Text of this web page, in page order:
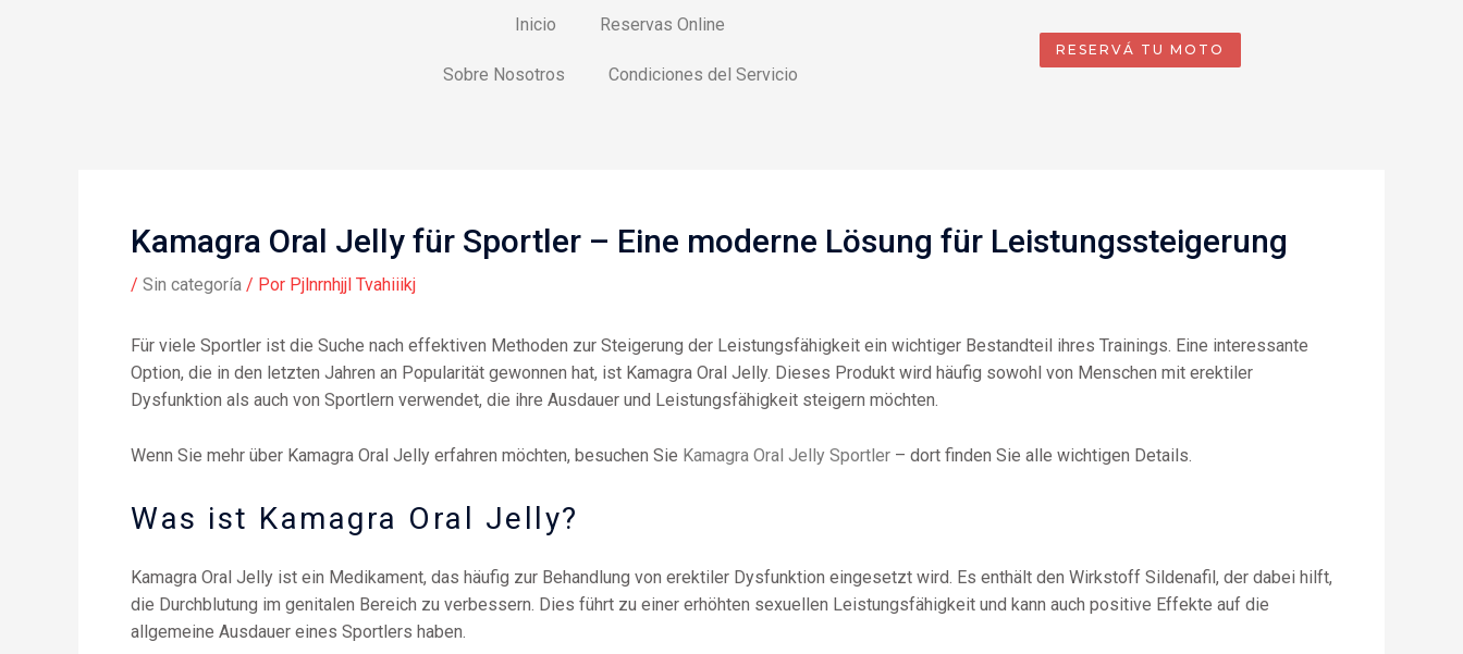
Inicio Reservas Online
Sobre Nosotros Condiciones del Servicio
RESERVÁ TU MOTO
Kamagra Oral Jelly für Sportler – Eine moderne Lösung für Leistungssteigerung
/ Sin categoría / Por Pjlnrnhjjl Tvahiiikj
Für viele Sportler ist die Suche nach effektiven Methoden zur Steigerung der Leistungsfähigkeit ein wichtiger Bestandteil ihres Trainings. Eine interessante
Option, die in den letzten Jahren an Popularität gewonnen hat, ist Kamagra Oral Jelly. Dieses Produkt wird häufig sowohl von Menschen mit erektiler
Dysfunktion als auch von Sportlern verwendet, die ihre Ausdauer und Leistungsfähigkeit steigern möchten.
Wenn Sie mehr über Kamagra Oral Jelly erfahren möchten, besuchen Sie Kamagra Oral Jelly Sportler – dort finden Sie alle wichtigen Details.
Was ist Kamagra Oral Jelly?
Kamagra Oral Jelly ist ein Medikament, das häufig zur Behandlung von erektiler Dysfunktion eingesetzt wird. Es enthält den Wirkstoff Sildenafil, der dabei hilft,
die Durchblutung im genitalen Bereich zu verbessern. Dies führt zu einer erhöhten sexuellen Leistungsfähigkeit und kann auch positive Effekte auf die
allgemeine Ausdauer eines Sportlers haben.